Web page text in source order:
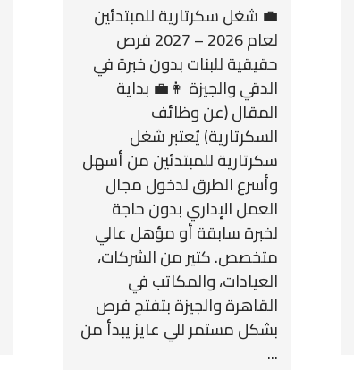
💼 شغل سكرتارية للمبتدئين
لعام 2026 – 2027 فرص
حقيقية للبنات بدون خبرة في
الدقي والجيزة 👩‍💼 بداية
المقال (عن وظائف
السكرتارية) يُعتبر شغل
سكرتارية للمبتدئين من أسهل
وأسرع الطرق لدخول مجال
العمل الإداري بدون حاجة
لخبرة سابقة أو مؤهل عالي
متخصص. كتير من الشركات،
العيادات، والمكاتب في
القاهرة والجيزة بتفتح فرص
بشكل مستمر للي عايز يبدأ من
...